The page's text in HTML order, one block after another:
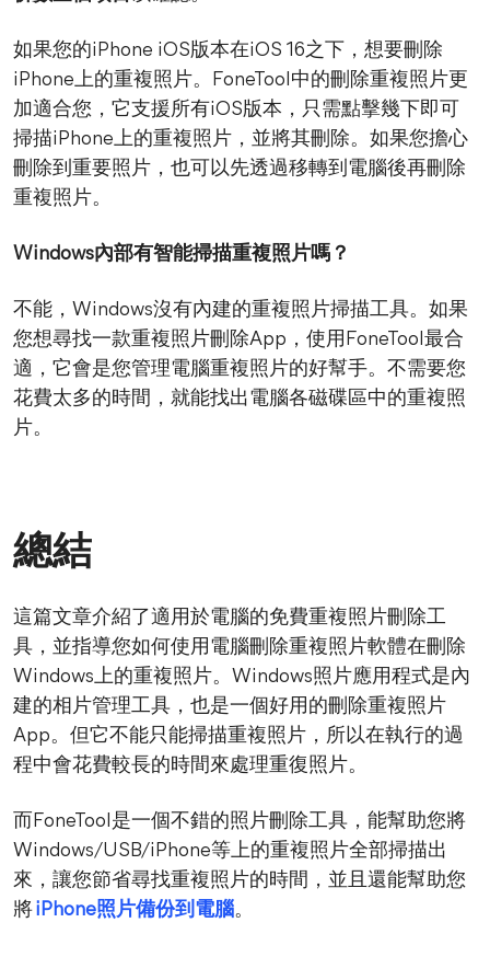
如果您的iPhone iOS版本在iOS 16之下，想要刪除
iPhone上的重複照片。FoneTool中的刪除重複照片更
加適合您，它支援所有iOS版本，只需點擊幾下即可
掃描iPhone上的重複照片，並將其刪除。如果您擔心
刪除到重要照片，也可以先透過移轉到電腦後再刪除
重複照片。
Windows內部有智能掃描重複照片嗎？
不能，Windows沒有內建的重複照片掃描工具。如果
您想尋找一款重複照片刪除App，使用FoneTool最合
適，它會是您管理電腦重複照片的好幫手。不需要您
花費太多的時間，就能找出電腦各磁碟區中的重複照
片。
總結
這篇文章介紹了適用於電腦的免費重複照片刪除工
具，並指導您如何使用電腦刪除重複照片軟體在刪除
Windows上的重複照片。Windows照片應用程式是內
建的相片管理工具，也是一個好用的刪除重複照片
App。但它不能只能掃描重複照片，所以在執行的過
程中會花費較長的時間來處理重復照片。
而FoneTool是一個不錯的照片刪除工具，能幫助您將
Windows/USB/iPhone等上的重複照片全部掃描出
來，讓您節省尋找重複照片的時間，並且還能幫助您
將iPhone照片備份到電腦。